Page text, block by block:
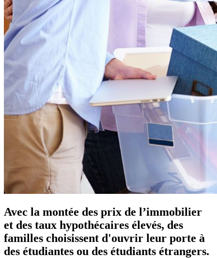
Avec la montée des prix de l’immobilier
et des taux hypothécaires élevés, des
familles choisissent d'ouvrir leur porte à
des étudiantes ou des étudiants étrangers.